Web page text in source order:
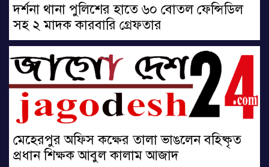
দর্শনা থানা পুলিশের হাতে ৬০ বোতল ফেন্সিডিল
সহ ২ মাদক কারবারি গ্রেফতার
মেহেরপুর অফিস কক্ষের তালা ভাঙলেন বহিষ্কৃত
প্রধান শিক্ষক আবুল কালাম আজাদ